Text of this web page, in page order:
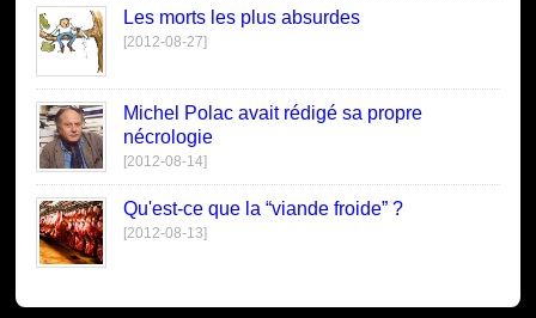
Les morts les plus absurdes
[2012-08-27]
Michel Polac avait rédigé sa propre
nécrologie
[2012-08-14]
Qu'est-ce que la “viande froide” ?
[2012-08-13]